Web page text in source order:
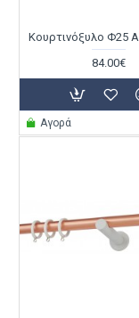
84.00€
Αγορά